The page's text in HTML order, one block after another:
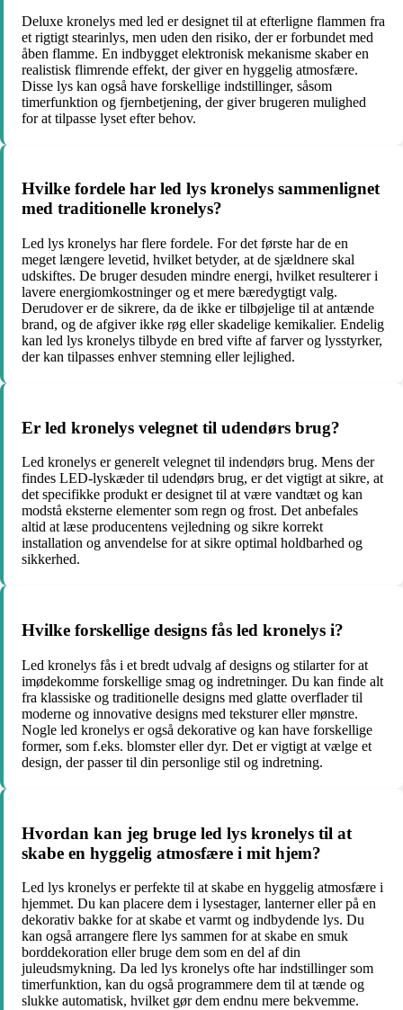
Deluxe kronelys med led er designet til at efterligne flammen fra
et rigtigt stearinlys, men uden den risiko, der er forbundet med
åben flamme. En indbygget elektronisk mekanisme skaber en
realistisk flimrende effekt, der giver en hyggelig atmosfære.
Disse lys kan også have forskellige indstillinger, såsom
timerfunktion og fjernbetjening, der giver brugeren mulighed
for at tilpasse lyset efter behov.
Hvilke fordele har led lys kronelys sammenlignet
med traditionelle kronelys?
Led lys kronelys har flere fordele. For det første har de en
meget længere levetid, hvilket betyder, at de sjældnere skal
udskiftes. De bruger desuden mindre energi, hvilket resulterer i
lavere energiomkostninger og et mere bæredygtigt valg.
Derudover er de sikrere, da de ikke er tilbøjelige til at antænde
brand, og de afgiver ikke røg eller skadelige kemikalier. Endelig
kan led lys kronelys tilbyde en bred vifte af farver og lysstyrker,
der kan tilpasses enhver stemning eller lejlighed.
Er led kronelys velegnet til udendørs brug?
Led kronelys er generelt velegnet til indendørs brug. Mens der
findes LED-lyskæder til udendørs brug, er det vigtigt at sikre, at
det specifikke produkt er designet til at være vandtæt og kan
modstå eksterne elementer som regn og frost. Det anbefales
altid at læse producentens vejledning og sikre korrekt
installation og anvendelse for at sikre optimal holdbarhed og
sikkerhed.
Hvilke forskellige designs fås led kronelys i?
Led kronelys fås i et bredt udvalg af designs og stilarter for at
imødekomme forskellige smag og indretninger. Du kan finde alt
fra klassiske og traditionelle designs med glatte overflader til
moderne og innovative designs med teksturer eller mønstre.
Nogle led kronelys er også dekorative og kan have forskellige
former, som f.eks. blomster eller dyr. Det er vigtigt at vælge et
design, der passer til din personlige stil og indretning.
Hvordan kan jeg bruge led lys kronelys til at
skabe en hyggelig atmosfære i mit hjem?
Led lys kronelys er perfekte til at skabe en hyggelig atmosfære i
hjemmet. Du kan placere dem i lysestager, lanterner eller på en
dekorativ bakke for at skabe et varmt og indbydende lys. Du
kan også arrangere flere lys sammen for at skabe en smuk
borddekoration eller bruge dem som en del af din
juleudsmykning. Da led lys kronelys ofte har indstillinger som
timerfunktion, kan du også programmere dem til at tænde og
slukke automatisk, hvilket gør dem endnu mere bekvemme.